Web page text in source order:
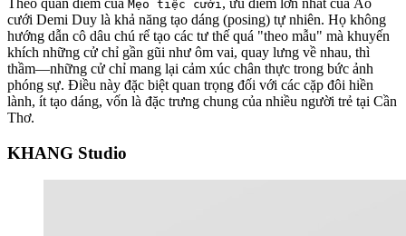
Theo quan điểm của Mẹo tiệc cưới , ưu điểm lớn nhất của Áo
cưới Demi Duy là khả năng tạo dáng (posing) tự nhiên. Họ không
hướng dẫn cô dâu chú rể tạo các tư thế quá "theo mẫu" mà khuyến
khích những cử chỉ gần gũi như ôm vai, quay lưng về nhau, thì
thầm—những cử chỉ mang lại cảm xúc chân thực trong bức ảnh
phóng sự. Điều này đặc biệt quan trọng đối với các cặp đôi hiền
lành, ít tạo dáng, vốn là đặc trưng chung của nhiều người trẻ tại Cần
Thơ.
KHANG Studio